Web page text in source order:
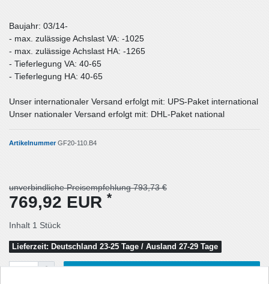
Baujahr: 03/14-
- max. zulässige Achslast VA: -1025
- max. zulässige Achslast HA: -1265
- Tieferlegung VA: 40-65
- Tieferlegung HA: 40-65
Unser internationaler Versand erfolgt mit: UPS-Paket international
Unser nationaler Versand erfolgt mit: DHL-Paket national
ArtikelnummerGF20-110.B4
unverbindliche Preisempfehlung 793,73 €
769,92 EUR *
Inhalt 1 Stück
Lieferzeit: Deutschland 23-25 Tage / Ausland 27-29 Tage